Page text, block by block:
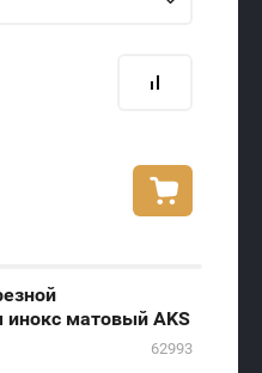
инокс матовый AKS
62993